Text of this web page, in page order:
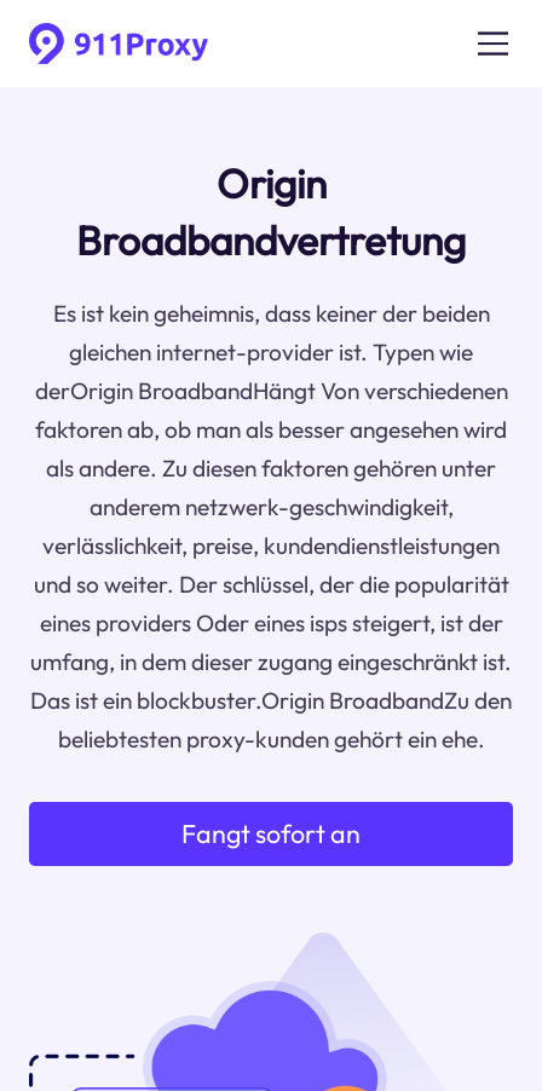
Origin
Broadbandvertretung
Es ist kein geheimnis, dass keiner der beiden
gleichen internet-provider ist. Typen wie
derOrigin BroadbandHängt Von verschiedenen
faktoren ab, ob man als besser angesehen wird
als andere. Zu diesen faktoren gehören unter
anderem netzwerk-geschwindigkeit,
verlässlichkeit, preise, kundendienstleistungen
und so weiter. Der schlüssel, der die popularität
eines providers Oder eines isps steigert, ist der
umfang, in dem dieser zugang eingeschränkt ist.
Das ist ein blockbuster.Origin BroadbandZu den
beliebtesten proxy-kunden gehört ein ehe.
Fangt sofort an